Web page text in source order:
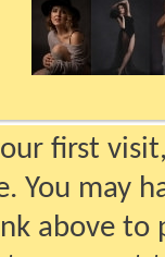
first
You may
above to